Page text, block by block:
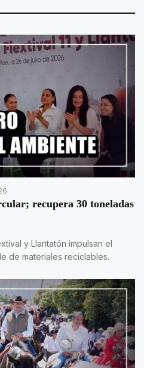
recupera 30 toneladas
y Llantatón impulsan el
de materiales reciclables.